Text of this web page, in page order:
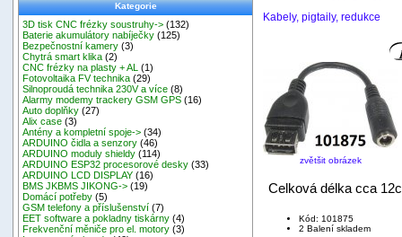
Kategorie
3D tisk CNC frézky soustruhy-> (132)
Baterie akumulátory nabíječky (125)
Bezpečnostní kamery (3)
Chytrá smart klika (2)
CNC frézky na plasty + AL
(1)
Fotovoltaika FV technika (29)
Silnoproudá technika 230V a více (8)
Alarmy modemy trackery GSM GPS (16)
Auto doplňky (27)
Alix case (3)
Antény a kompletní spoje-> (34)
ARDUINO čidla a senzory (46)
ARDUINO moduly shieldy (114)
ARDUINO ESP32 procesorové desky (33)
ARDUINO LCD DISPLAY (16)
BMS JKBMS JIKONG-> (19)
Domácí potřeby (5)
GSM telefony a příslušenství (7)
EET software a pokladny tiskárny (4)
Frekvenční měniče pro el. motory (3)
Kabely, pigtaily, redukce
zvětšit obrázek
Celková délka cca
Kód: 101875
2 Balení skladem